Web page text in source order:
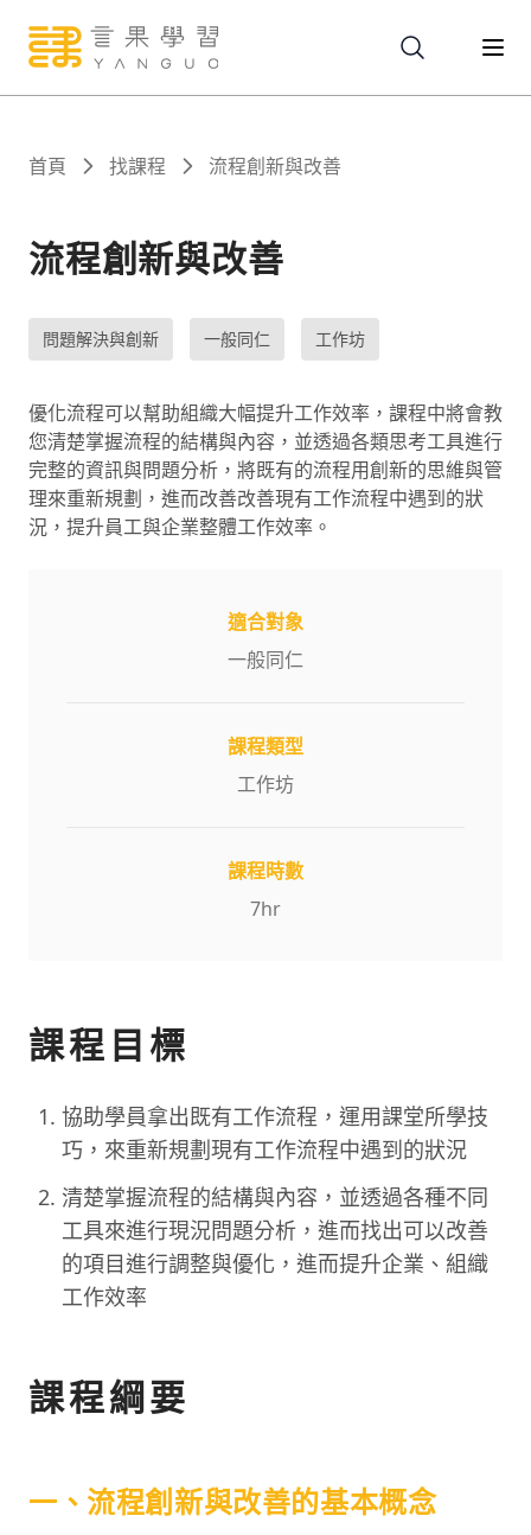
關於
服務
課程
報名
文章
首頁 找課程 流程創新與改善
流程創新與改善
問題解決與創新 一般同仁 工作坊
優化流程可以幫助組織大幅提升工作效率，課程中將會教
您清楚掌握流程的結構與內容，並透過各類思考工具進行
完整的資訊與問題分析，將既有的流程用創新的思維與管
理來重新規劃，進而改善改善現有工作流程中遇到的狀
況，提升員工與企業整體工作效率。
適合對象
一般同仁
課程類型
工作坊
課程時數
7hr
課程目標
協助學員拿出既有工作流程，運用課堂所學技
巧，來重新規劃現有工作流程中遇到的狀況
清楚掌握流程的結構與內容，並透過各種不同
工具來進行現況問題分析，進而找出可以改善
的項目進行調整與優化，進而提升企業、組織
工作效率
課程綱要
一、流程創新與改善的基本概念